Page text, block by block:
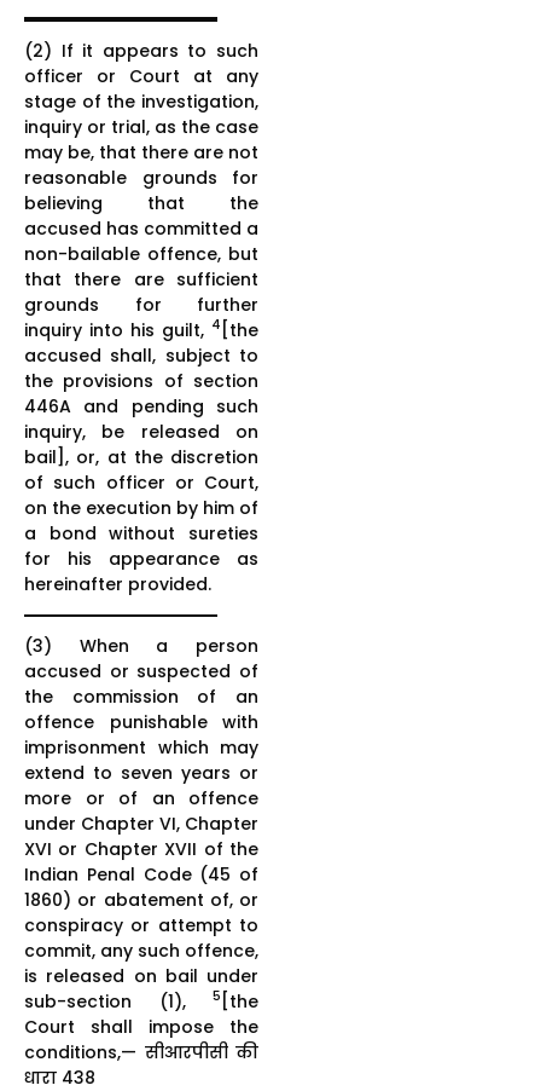
(2) If it appears to such
officer or Court at any
stage of the investigation,
inquiry or trial, as the case
may be, that there are not
reasonable grounds for
believing that the
accused has committed a
non-bailable offence, but
that there are sufficient
grounds for further
inquiry into his guilt, 4 [the
accused shall, subject to
the provisions of section
446A and pending such
inquiry, be released on
bail], or, at the discretion
of such officer or Court,
on the execution by him of
a bond without sureties
for his appearance as
hereinafter provided.
(3) When a person
accused or suspected of
the commission of an
offence punishable with
imprisonment which may
extend to seven years or
more or of an offence
under Chapter VI, Chapter
XVI or Chapter XVII of the
Indian Penal Code (45 of
1860) or abatement of, or
conspiracy or attempt to
commit, any such offence,
is released on bail under
sub-section (1),
5 [the
Court shall impose the
conditions,— सीआरपीसी की
धारा 438